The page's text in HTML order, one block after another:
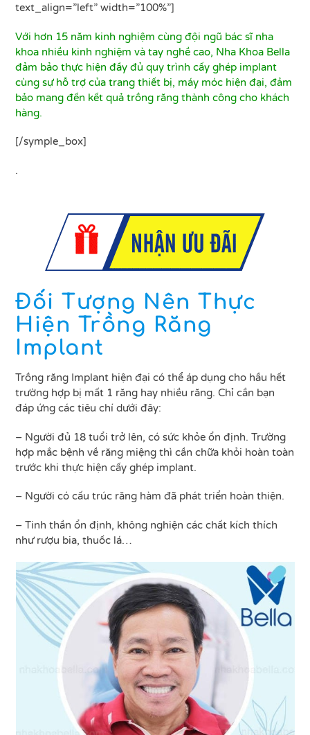
text_align=”left” width=”100%”]
Với hơn 15 năm kinh nghiệm cùng đội ngũ bác sĩ nha
khoa nhiều kinh nghiệm và tay nghề cao, Nha Khoa Bella
đảm bảo thực hiện đầy đủ quy trình cấy ghép implant
cùng sự hỗ trợ của trang thiết bị, máy móc hiện đại, đảm
bảo mang đến kết quả trồng răng thành công cho khách
hàng.
[/symple_box]
.
Đối Tượng Nên Thực
Hiện Trồng Răng
Implant
Trồng răng Implant hiện đại có thể áp dụng cho hầu hết
trường hợp bị mất 1 răng hay nhiều răng. Chỉ cần bạn
đáp ứng các tiêu chí dưới đây:
– Người đủ 18 tuổi trở lên, có sức khỏe ổn định. Trường
hợp mắc bệnh về răng miệng thì cần chữa khỏi hoàn toàn
trước khi thực hiện cấy ghép implant.
– Người có cấu trúc răng hàm đã phát triển hoàn thiện.
– Tinh thần ổn định, không nghiện các chất kích thích
như rượu bia, thuốc lá…